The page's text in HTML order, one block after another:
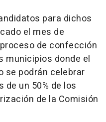
para dichos
el mes de
de confección
municipios donde el
se podrán celebrar
un 50% de los
de la Comisión